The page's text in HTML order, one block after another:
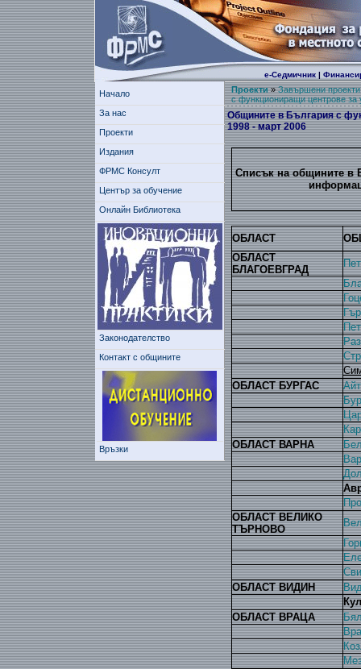
е-Седмичник|
Начало
За нас
Проекти
Издания
ФРМС Консулт
Център за обучение
Онлайн Библиотека
Законодателство
Контакт с общините
Връзки
Проекти»Завършени проекти
с функциониращи центрове за
Oбщините в България с
1998 - март 2006
Списък на общините в
ОБЛАСТ
ОБЛАСТ
БЛАГОЕВГРАД
ОБЛАСТ БУРГАС
ОБЛАСТ ВАРНА
ОБЛАСТ ВЕЛИКО
ТЪРНОВО
ОБЛАСТ ВИДИН
ОБЛАСТ ВРАЦА